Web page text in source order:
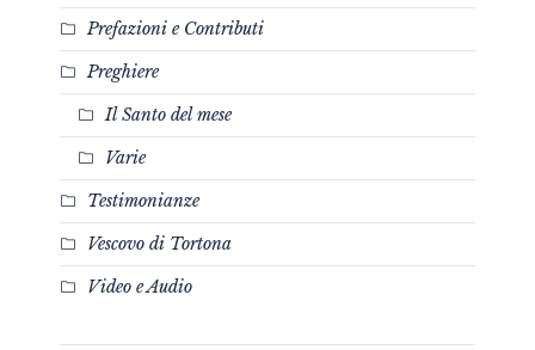
Prefazioni e Contributi
Preghiere
Il Santo del mese
Varie
Testimonianze
Vescovo di Tortona
Video e Audio